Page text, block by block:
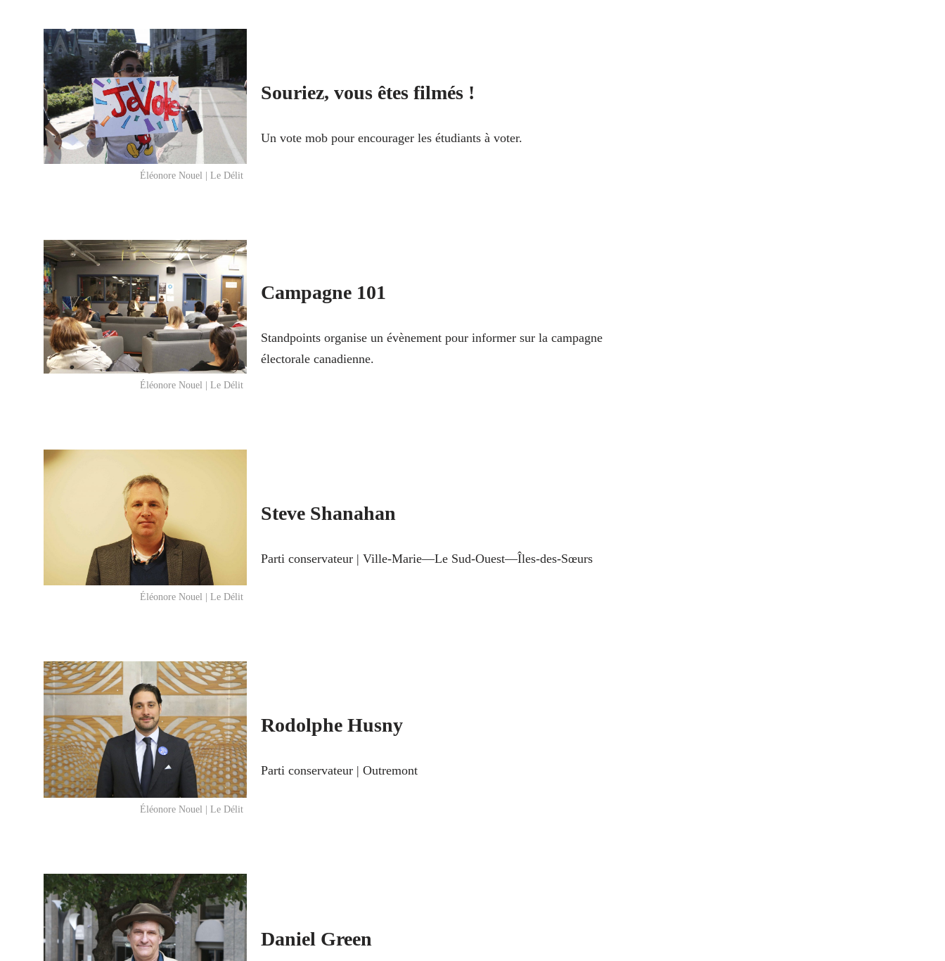
Éléonore Nouel | Le Délit
Souriez, vous êtes filmés !
Un vote mob pour encourager les étudiants à voter.
Éléonore Nouel | Le Délit
Campagne 101
Standpoints organise un évènement pour informer sur la campagne
électorale canadienne.
Éléonore Nouel | Le Délit
Steve Shanahan
Parti conservateur | Ville-Marie—Le Sud-Ouest—Îles-des-Sœurs
Éléonore Nouel | Le Délit
Rodolphe Husny
Parti conservateur | Outremont
Daniel Green